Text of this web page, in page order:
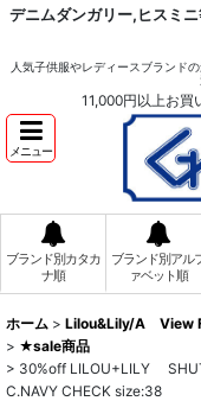
デニムダンガリー,ヒスミ
人気子供服やレディースブランド
11,000円以上お買
メニュー
ブランド別カタカ
ナ順
ブランド別アル
ァベット順
ホーム > Lilou&Lily/A View
> ★sale商品
> 30%off LILOU+LILY
C.NAVY CHECK size:38